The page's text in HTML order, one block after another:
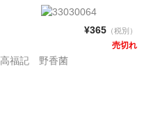
¥365（税別）
売切れ
高福記 野香菌